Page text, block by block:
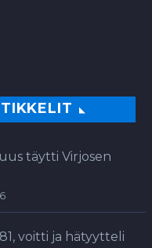
täytti Virjosen
voitti ja hätyytteli